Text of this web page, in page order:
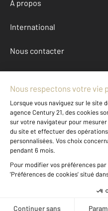
À propos
International
Nous contacter
Mentions légales &
Données
Achat maison